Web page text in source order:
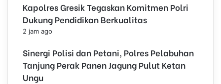
m
d
a
e
s
m
Kapolres Gresik Tegaskan Komitmen Polri
Dukung Pendidikan Berkualitas
2 jam ago
Sinergi Polisi dan Petani, Polres Pelabuhan
Tanjung Perak Panen Jagung Pulut Ketan
Ungu